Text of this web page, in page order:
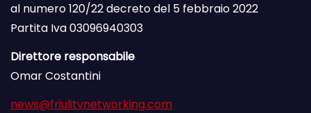
al numero 120/22 decreto del 5 febbraio 2022
Partita Iva 03096940303
Direttore responsabile
Omar Costantini
news@friulitvnetworking.com